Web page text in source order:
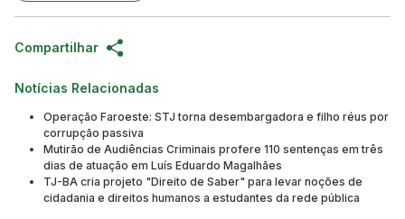
Compartilhar
Notícias Relacionadas
Operação Faroeste: STJ torna desembargadora e filho réus por
corrupção passiva
Mutirão de Audiências Criminais profere 110 sentenças em três
dias de atuação em Luís Eduardo Magalhães
TJ-BA cria projeto "Direito de Saber" para levar noções de
cidadania e direitos humanos a estudantes da rede pública